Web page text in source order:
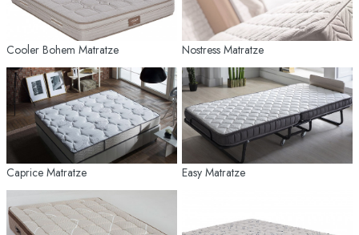
Cooler Bohem Matratze Nostress Matratze
Caprice Matratze Easy Matratze